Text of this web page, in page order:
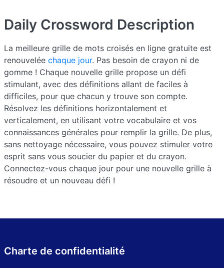
Daily Crossword Description
La meilleure grille de mots croisés en ligne gratuite est
renouvelée chaque jour. Pas besoin de crayon ni de
gomme ! Chaque nouvelle grille propose un défi
stimulant, avec des définitions allant de faciles à
difficiles, pour que chacun y trouve son compte.
Résolvez les définitions horizontalement et
verticalement, en utilisant votre vocabulaire et vos
connaissances générales pour remplir la grille. De plus,
sans nettoyage nécessaire, vous pouvez stimuler votre
esprit sans vous soucier du papier et du crayon.
Connectez-vous chaque jour pour une nouvelle grille à
résoudre et un nouveau défi !
Charte de confidentialité